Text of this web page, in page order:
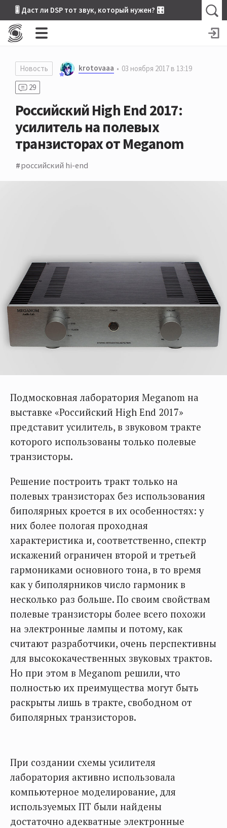
🎚 Даст ли DSP тот звук, который нужен? 🎛
Новость krotovaaa
03 ноября 2017 в 13:19
29
Российский High End 2017:
усилитель на полевых
транзисторах от Meganom
российский hi-end
Подмосковная лаборатория Meganom на
выставке «Российский High End 2017»
представит усилитель, в звуковом тракте
которого использованы только полевые
транзисторы.
Решение построить тракт только на
полевых транзисторах без использования
биполярных кроется в их особенностях: у
них более пологая проходная
характеристика и, соответственно, спектр
искажений ограничен второй и третьей
гармониками основного тона, в то время
как у биполярников число гармоник в
несколько раз больше. По своим свойствам
полевые транзисторы более всего похожи
на электронные лампы и потому, как
считают разработчики, очень перспективны
для высококачественных звуковых трактов.
Но при этом в Meganom решили, что
полностью их преимущества могут быть
раскрыты лишь в тракте, свободном от
биполярных транзисторов.
При создании схемы усилителя
лаборатория активно использовала
компьютерное моделирование, для
используемых ПТ были найдены
достаточно адекватные электронные